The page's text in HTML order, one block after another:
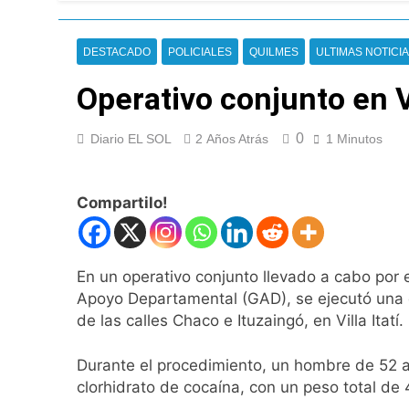
de los 450 puntos
19 Horas Atrás
Jorge Macri
Día Internacional
21 Horas Atrás
21 Horas Atrás
El Senado aprobó
Incidentes
enfrentamientos
1 Día Atrás
1 Día Atrás
67 barrios full
DESTACADO POLICIALES QUILMES ULTIMAS
Operativo conjunto en
Diario EL SOL 2 Años Atrás 0 1 Minutos
Compartilo!
En un operativo conjunto llevado a cabo por
Apoyo Departamental (GAD), se ejecutó
de las calles Chaco e Ituzaingó, en Villa Itatí.
Durante el procedimiento, un hombre de 52
clorhidrato de cocaína, con un peso total de